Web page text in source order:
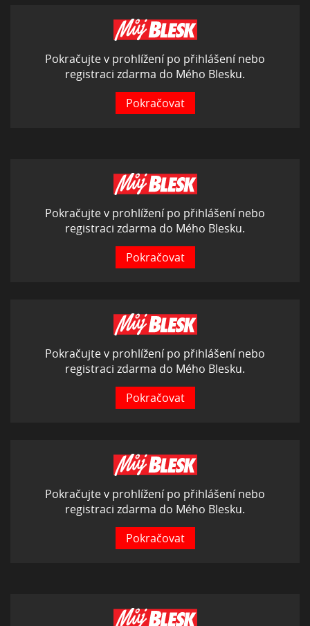
Pokračujte v prohlížení po přihlášení nebo
registraci zdarma do Mého Blesku.
Pokračovat
Pokračujte v prohlížení po přihlášení nebo
registraci zdarma do Mého Blesku.
Pokračovat
Pokračujte v prohlížení po přihlášení nebo
registraci zdarma do Mého Blesku.
Pokračovat
Pokračujte v prohlížení po přihlášení nebo
registraci zdarma do Mého Blesku.
Pokračovat